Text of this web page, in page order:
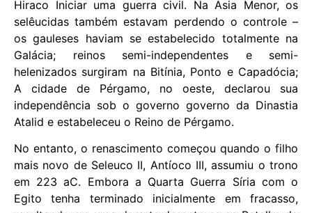
Hiraco Iniciar uma guerra civil. Na Ásia Menor, os
selêucidas também estavam perdendo o controle –
os gauleses haviam se estabelecido totalmente na
Galácia; reinos semi-independentes e semi-
helenizados surgiram na Bitínia, Ponto e Capadócia;
A cidade de Pérgamo, no oeste, declarou sua
independência sob o governo governo da Dinastia
Atalid e estabeleceu o Reino de Pérgamo.
No entanto, o renascimento começou quando o filho
mais novo de Seleuco II, Antíoco III, assumiu o trono
em 223 aC. Embora a Quarta Guerra Síria com o
Egito tenha terminado inicialmente em fracasso,